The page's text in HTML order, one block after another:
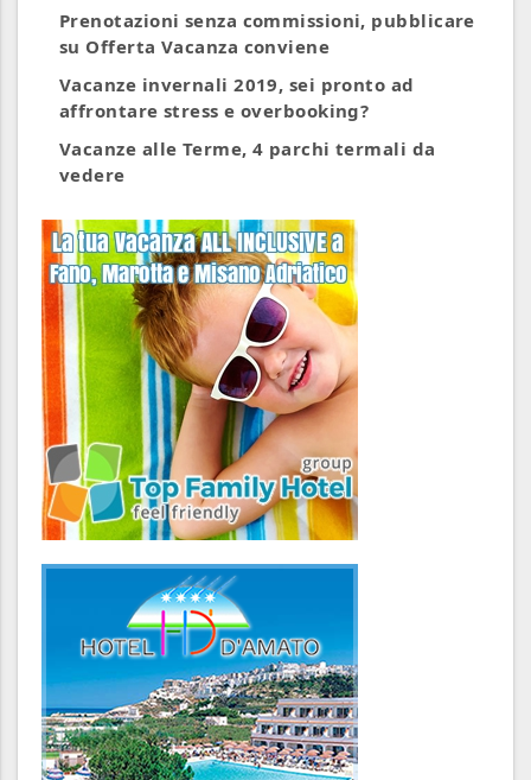
Prenotazioni senza commissioni, pubblicare
su Offerta Vacanza conviene
Vacanze invernali 2019, sei pronto ad
affrontare stress e overbooking?
Vacanze alle Terme, 4 parchi termali da
vedere